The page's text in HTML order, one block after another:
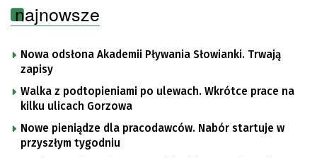
najnowsze
Nowa odsłona Akademii Pływania Słowianki. Trwają
zapisy
Walka z podtopieniami po ulewach. Wkrótce prace na
kilku ulicach Gorzowa
Nowe pieniądze dla pracodawców. Nabór startuje w
przyszłym tygodniu